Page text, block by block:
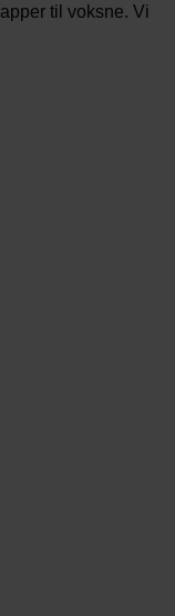
til voksne. Vi